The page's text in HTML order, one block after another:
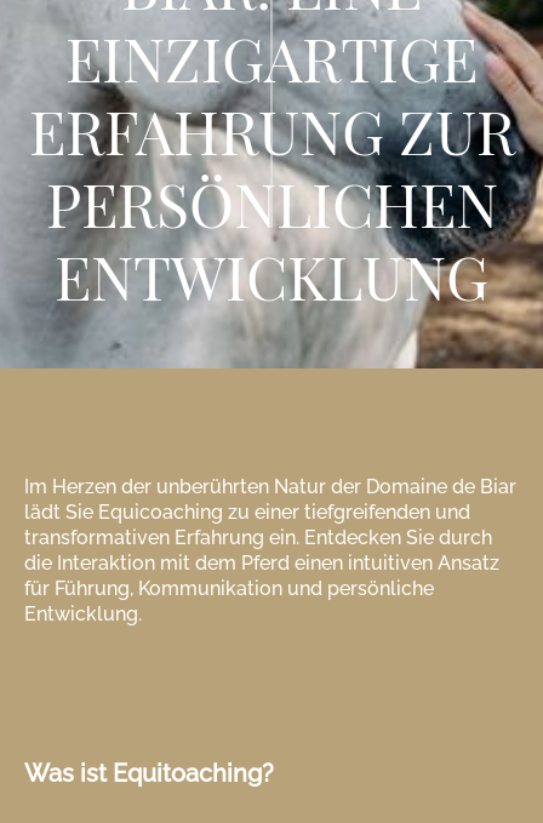
EINZIGARTIGE
ERFAHRUNG ZUR
PERSÖNLICHEN
ENTWICKLUNG
Im Herzen der unberührten Natur der Domaine de Biar
lädt Sie Equicoaching zu einer tiefgreifenden und
transformativen Erfahrung ein. Entdecken Sie durch
die Interaktion mit dem Pferd einen intuitiven Ansatz
für Führung, Kommunikation und persönliche
Entwicklung.
Was ist Equitoaching?